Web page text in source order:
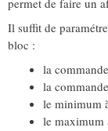
permet de faire un
Il suffit de
bloc :
la
la
le minimum
le maximum